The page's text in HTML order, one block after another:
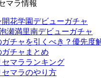
マラ情報
開花学園デビューガチャ
瀬満里南デビューガチャ
ガチャを引くべき？優先度
ガチャまとめ
セマラランキング
セマラのやり方